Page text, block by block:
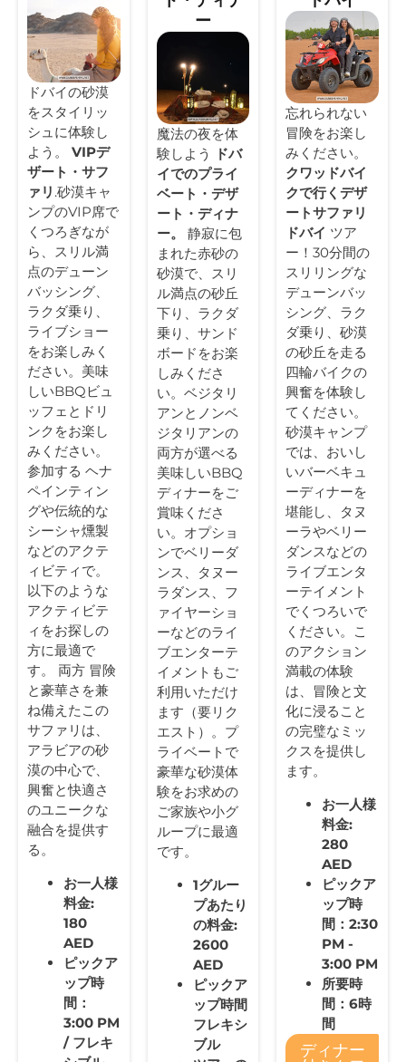
ドバイの砂漠
をスタイリッ
シュに体験し
よう。 VIPデ
ザート・サフ
ァリ .砂漠キャ
ンプのVIP席で
くつろぎなが
ら、スリル満
点のデューン
バッシング、
ラクダ乗り、
ライブショー
をお楽しみく
ださい。美味
しいBBQビュ
ッフェとドリ
ンクをお楽し
みください。
参加する ヘナ
ペインティン
グや伝統的な
シーシャ燻製
などのアクテ
ィビティで。
以下のような
アクティビテ
ィをお探しの
方に最適で
す。 両方 冒険
と豪華さを兼
ね備えたこの
サファリは、
アラビアの砂
漠の中心で、
興奮と快適さ
のユニークな
融合を提供す
る。
お一人様
料金:
180
AED
ピックア
ップ時
間：
3:00 PM
/ フレキ
ー
魔法の夜を体
験しよう
ドバ
イでのプライ
ベート・デザ
ート・ディナ
ー。
静寂に包
まれた赤砂の
砂漠で、スリ
ル満点の砂丘
下り、ラクダ
乗り、サンド
ボードをお楽
しみくださ
い。ベジタリ
アンとノンベ
ジタリアンの
両方が選べる
美味しいBBQ
ディナーをご
賞味くださ
い。オプショ
ンでベリーダ
ンス、タヌー
ラダンス、フ
ァイヤーショ
ーなどのライ
ブエンターテ
イメントもご
利用いただけ
ます（要リク
エスト）。プ
ライベートで
豪華な砂漠体
験をお求めの
ご家族や小グ
ループに最適
です。
1グルー
プあたり
の料金:
2600
AED
ピックア
ップ時間
フレキシ
ブル
忘れられない
冒険をお楽し
みください。
クワッドバイ
クで行くデザ
ートサファリ
ドバイ ツア
ー！30分間の
スリリングな
デューンバッ
シング、ラク
ダ乗り、砂漠
の砂丘を走る
四輪バイクの
興奮を体験し
てください。
砂漠キャンプ
では、おいし
いバーベキュ
ーディナーを
堪能し、タヌ
ーラやベリー
ダンスなどの
ライブエンタ
ーテイメント
でくつろいで
ください。こ
のアクション
満載の体験
は、冒険と文
化に浸ること
の完璧なミッ
クスを提供し
ます。
お一人様
料金:
280
AED
ピックア
ップ時
間：2:30
PM -
3:00 PM
所要時
間：6時
間
ディナー